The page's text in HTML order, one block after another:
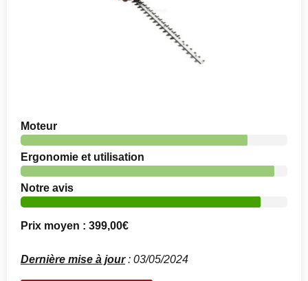
Moteur
Ergonomie et utilisation
Notre avis
Prix moyen : 399,00€
Dernière mise à jour: 03/05/2024